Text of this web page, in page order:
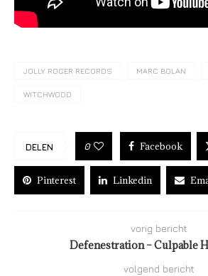
JOLLY ROGER RECORDS MARC BOLAN
WITCHWOOD
DELEN 0 Facebook
Pinterest Linkedin
vorig bericht
Defenestration – Culpable
volgend bericht